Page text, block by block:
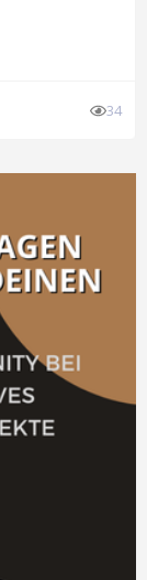
34